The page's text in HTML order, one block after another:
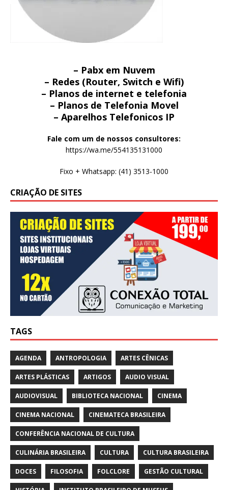
– Pabx em Nuvem
– Redes (Router, Switch e Wifi)
– Planos de internet e telefonia
– Planos de Telefonia Movel
– Aparelhos Telefonicos IP
Fale com um de nossos consultores:
https://wa.me/554135131000
Fixo + Whatsapp: (41) 3513-1000
CRIAÇÃO DE SITES
TAGS
AGENDA ANTROPOLOGIA ARTES CÊNICAS
ARTES PLÁSTICAS ARTIGOS AUDIO VISUAL
AUDIOVISUAL BIBLIOTECA NACIONAL CINEMA
CINEMA NACIONAL CINEMATECA BRASILEIRA
CONFERÊNCIA NACIONAL DE CULTURA
CULINÁRIA BRASILEIRA CULTURA CULTURA BRASILEIRA
DOCES FILOSOFIA FOLCLORE GESTÃO CULTURAL